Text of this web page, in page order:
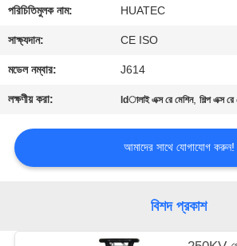
যোগাযোগ
করুন
উদ্ধৃতির
আবেদন
ম্যাপ
পরিচিতিমুলক নাম: HUATEC
সাক্ষ্যদান: CE ISO
মডেল নম্বার: J614
লক্ষণীয় করা: ldালাই এক্স রে মেশিন,শিল্প এক্স
আমাদের সাথে যোগাযোগ করুন!
বিশদ প্রকাশ